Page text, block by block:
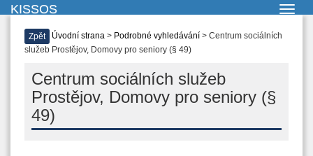
KISSOS
Zpět Úvodní strana > Podrobné vyhledávání > Centrum sociálních
služeb Prostějov, Domovy pro seniory (§ 49)
Centrum sociálních služeb
Prostějov, Domovy pro seniory (§
49)